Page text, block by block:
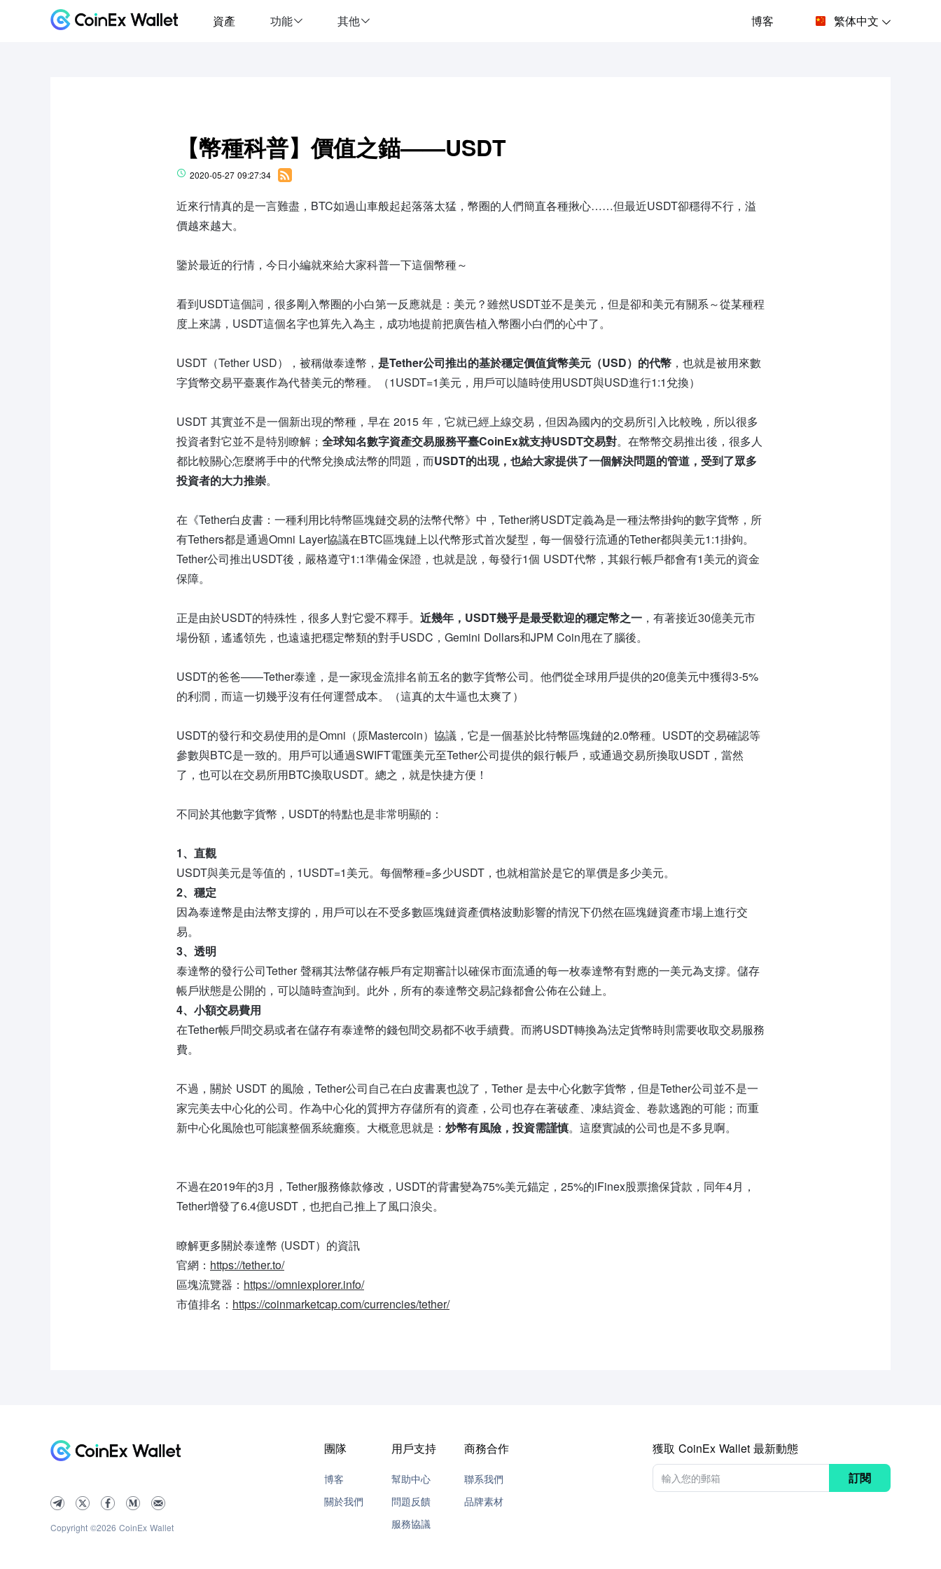
資產 功能 其他 博客 繁体中文
【幣種科普】價值之錨——USDT
2020-05-27 09:27:34
近來行情真的是一言難盡，BTC如過山車般起起落落太猛，幣圈的人們簡直各種揪心……但最近USDT卻穩得不行，溢
價越來越大。
鑒於最近的行情，今日小編就來給大家科普一下這個幣種～
看到USDT這個詞，很多剛入幣圈的小白第一反應就是：美元？雖然USDT並不是美元，但是卻和美元有關系～從某種程
度上來講，USDT這個名字也算先入為主，成功地提前把廣告植入幣圈小白們的心中了。
USDT（Tether USD），被稱做泰達幣， 是Tether公司推出的基於穩定價值貨幣美元（USD）的代幣 ，也就是被用來數
字貨幣交易平臺裏作為代替美元的幣種。（1USDT=1美元，用戶可以隨時使用USDT與USD進行1:1兌換）
USDT 其實並不是一個新出現的幣種，早在 2015 年，它就已經上線交易，但因為國內的交易所引入比較晚，所以很多
投資者對它並不是特別瞭解； 全球知名數字資產交易服務平臺CoinEx就支持USDT交易對。在幣幣交易推出後，很多人
都比較關心怎麼將手中的代幣兌換成法幣的問題，而USDT的出現，也給大家提供了一個解決問題的管道，受到了眾多
投資者的大力推崇。
在《Tether白皮書：一種利用比特幣區塊鏈交易的法幣代幣》中，Tether將USDT定義為是一種法幣掛鉤的數字貨幣，所
有Tethers都是通過Omni Layer協議在BTC區塊鏈上以代幣形式首次髮型，每一個發行流通的Tether都與美元1:1掛鉤。
Tether公司推出USDT後，嚴格遵守1:1準備金保證，也就是說，每發行1個 USDT代幣，其銀行帳戶都會有1美元的資金
保障。
正是由於USDT的特殊性，很多人對它愛不釋手。 近幾年，USDT幾乎是最受歡迎的穩定幣之一 ，有著接近30億美元市
場份額，遙遙領先，也遠遠把穩定幣類的對手USDC，Gemini Dollars和JPM Coin甩在了腦後。
USDT的爸爸——Tether泰達，是一家現金流排名前五名的數字貨幣公司。他們從全球用戶提供的20億美元中獲得3-5%
的利潤，而這一切幾乎沒有任何運營成本。（這真的太牛逼也太爽了）
USDT的發行和交易使用的是Omni（原Mastercoin）協議，它是一個基於比特幣區塊鏈的2.0幣種。USDT的交易確認等
參數與BTC是一致的。用戶可以通過SWIFT電匯美元至Tether公司提供的銀行帳戶，或通過交易所換取USDT，當然
了，也可以在交易所用BTC換取USDT。總之，就是快捷方便！
不同於其他數字貨幣，USDT的特點也是非常明顯的：
1、直觀
USDT與美元是等值的，1USDT=1美元。每個幣種=多少USDT，也就相當於是它的單價是多少美元。
2、穩定
因為泰達幣是由法幣支撐的，用戶可以在不受多數區塊鏈資產價格波動影響的情況下仍然在區塊鏈資產市場上進行交
易。
3、透明
泰達幣的發行公司Tether 聲稱其法幣儲存帳戶有定期審計以確保市面流通的每一枚泰達幣有對應的一美元為支撐。儲存
帳戶狀態是公開的，可以隨時查詢到。此外，所有的泰達幣交易記錄都會公佈在公鏈上。
4、小額交易費用
在Tether帳戶間交易或者在儲存有泰達幣的錢包間交易都不收手續費。而將USDT轉換為法定貨幣時則需要收取交易服務
費。
不過，關於 USDT 的風險，Tether公司自己在白皮書裏也說了，Tether 是去中心化數字貨幣，但是Tether公司並不是一
家完美去中心化的公司。作為中心化的質押方存儲所有的資產，公司也存在著破產、凍結資金、卷款逃跑的可能；而重
新中心化風險也可能讓整個系統癱瘓。大概意思就是： 炒幣有風險，投資需謹慎。這麼實誠的公司也是不多見啊。
不過在2019年的3月，Tether服務條款修改，USDT的背書變為75%美元錨定，25%的iFinex股票擔保貸款，同年4月，
Tether增發了6.4億USDT，也把自己推上了風口浪尖。
瞭解更多關於泰達幣 (USDT）的資訊
官網： https://tether.to/
區塊流覽器： https://omniexplorer.info/
市值排名： https://coinmarketcap.com/currencies/tether/
Copyright ©2026 CoinEx Wallet
團隊
博客
關於我們
用戶支持
幫助中心
問題反饋
服務協議
商務合作
聯系我們
品牌素材
獲取 CoinEx Wallet 最新動態
訂閱